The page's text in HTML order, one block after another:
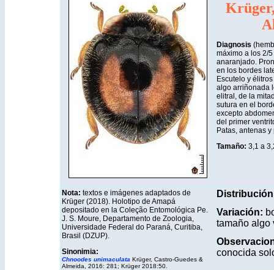
Diagnosis
máximo a los 2/
anaranjado.
en los bordes
Escutelo y
algo arriñonada
elitral, de la
sutura en el
excepto
del primer
Patas, antenas
Tamaño: 3,1 a
Nota: textos e imágenes adaptados de
Krüger (2018). Holotipo de Amapá
depositado en la Coleção Entomológica Pe.
J. S. Moure, Departamento de Zoologia,
Universidade Federal do Paraná, Curitiba,
Brasil (DZUP).
Sinonimia:
Chnoodes unimaculata Krüger, Castro-Guedes &
Almeida, 2016: 281; Krüger 2018:50.
Distribución
Variación:
tamaño algo
conocida